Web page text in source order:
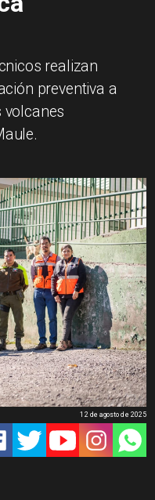
realizan
preventiva a
volcanes
12 de agosto de 2025